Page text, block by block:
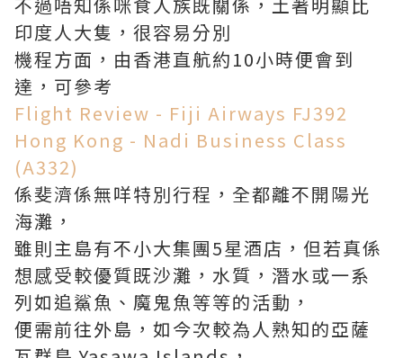
印度人大隻，很容易分別
機程方面，由香港直航約10小時便會到
達，可參考
Flight Review - Fiji Airways FJ392
Hong Kong - Nadi Business Class
(A332)
係斐濟係無咩特別行程，全都離不開陽光
海灘，
雖則主島有不小大集團5星酒店，但若真係
想感受較優質既沙灘，水質，潛水或一系
列如追鯊魚、魔鬼魚等等的活動，
便需前往外島，如今次較為人熟知的亞薩